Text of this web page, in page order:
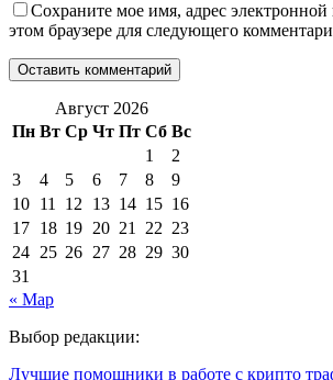
Сохраните мое имя, адрес
этом браузере для следующего
Август 2026
Пн Вт Ср Чт Пт Сб Вс
1
2
3
4 5 6 7 8
9
10 11 12 13 14 15 16
17 18 19 20 21 22 23
24 25 26 27 28 29 30
31
« Мар
Выбор редакции:
Лучшие помощники в работе с крипто